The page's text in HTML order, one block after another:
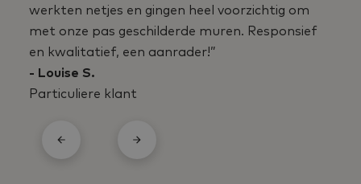
werkten netjes en gingen heel voorzichtig om
met onze pas geschilderde muren. Responsief
en kwalitatief, een aanrader!”
- Louise S.
Particuliere klant